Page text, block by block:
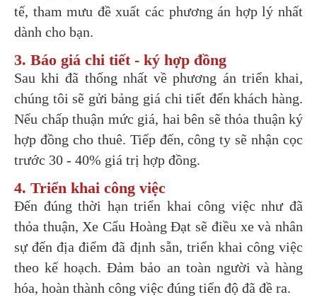
tế, tham mưu đề xuất các phương án hợp lý nhất
dành cho bạn.
3. Báo giá chi tiết - ký hợp đồng
Sau khi đã thống nhất về phương án triển khai,
chúng tôi sẽ gửi bảng giá chi tiết đến khách hàng.
Nếu chấp thuận mức giá, hai bên sẽ thỏa thuận ký
hợp đồng cho thuê. Tiếp đến, công ty sẽ nhận cọc
trước 30 - 40% giá trị hợp đồng.
4. Triển khai công việc
Đến đúng thời hạn triển khai công việc như đã
thỏa thuận, Xe Cẩu Hoàng Đạt sẽ điều xe và nhân
sự đến địa điểm đã định sẵn, triển khai công việc
theo kế hoạch. Đảm bảo an toàn người và hàng
hóa, hoàn thành công việc đúng tiến độ đã đề ra.